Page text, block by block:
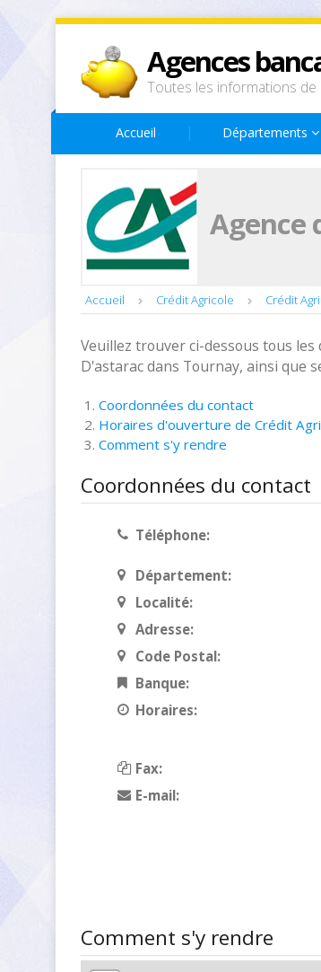
Agences
Toutes les informations de
Accueil Départements
Agence
Accueil Crédit Agricole Crédit
Veuillez trouver ci-dessous tous
D'astarac dans Tournay, ainsi que
Coordonnées du contact
Horaires d'ouverture de Crédit
Comment s'y rendre
Coordonnées du contact
Téléphone:
Département:
Localité:
Adresse:
Code Postal:
Banque:
Horaires:
Fax:
E-mail:
Comment s'y rendre